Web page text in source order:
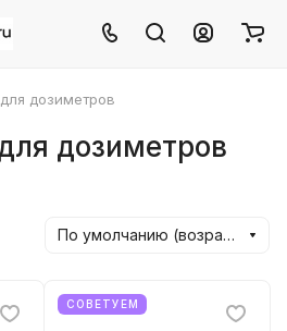
дозиметров
дозиметров
По умолчанию (возрастание)
СОВЕТУЕМ